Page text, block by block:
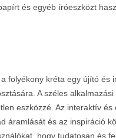
és egyéb íróeszközt
folyékony kréta egy újító és
A széles
eszközzé. Az interaktív
áramlását és az inspiráció
hogy tudatosan és